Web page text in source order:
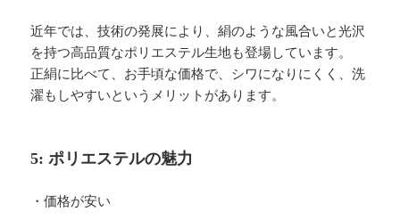
近年では、技術の発展により、絹のような風合いと光沢
を持つ高品質なポリエステル生地も登場しています。
正絹に比べて、お手頃な価格で、シワになりにくく、洗
濯もしやすいというメリットがあります。
5: ポリエステルの魅力
・価格が安い